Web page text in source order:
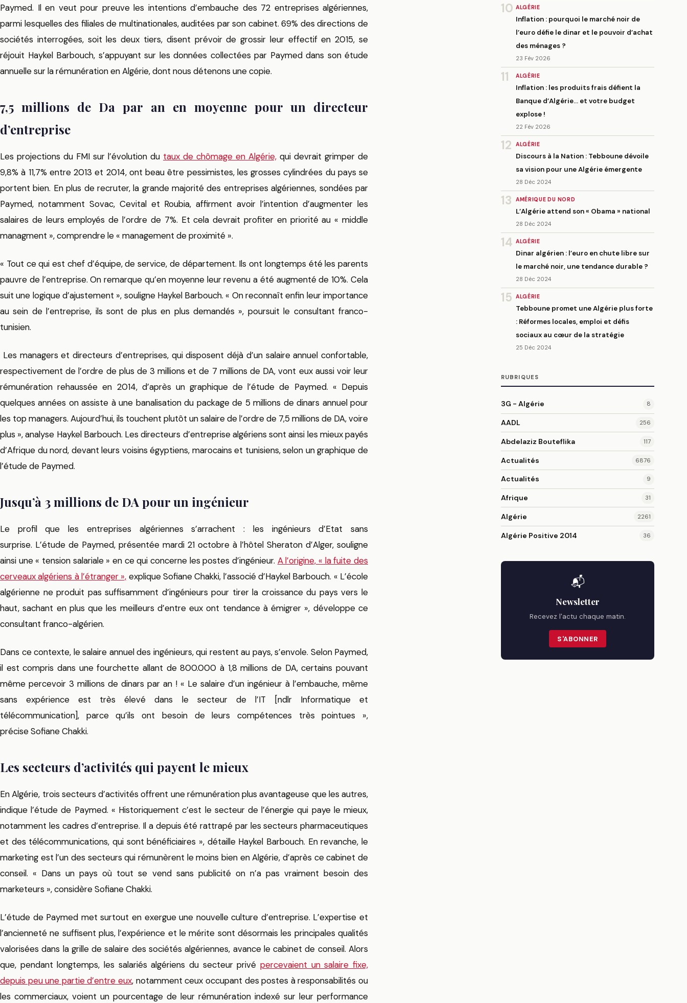
Paymed. Il en veut pour preuve les intentions d’embauche des 72 entreprises algériennes,
parmi lesquelles des filiales de multinationales, auditées par son cabinet. 69% des directions de
sociétés interrogées, soit les deux tiers, disent prévoir de grossir leur effectif en 2015, se
réjouit Haykel Barbouch, s’appuyant sur les données collectées par Paymed dans son étude
annuelle sur la rémunération en Algérie, dont nous détenons une copie.
7,5 millions de Da par an en moyenne pour un directeur
d’entreprise
Les projections du FMI sur l’évolution du taux de chômage en Algérie, qui devrait grimper de
9,8% à 11,7% entre 2013 et 2014, ont beau être pessimistes, les grosses cylindrées du pays se
portent bien. En plus de recruter, la grande majorité des entreprises algériennes, sondées par
Paymed, notamment Sovac, Cevital et Roubia, affirment avoir l’intention d’augmenter les
salaires de leurs employés de l’ordre de 7%. Et cela devrait profiter en priorité au « middle
managment », comprendre le « management de proximité ».
« Tout ce qui est chef d’équipe, de service, de département. Ils ont longtemps été les parents
pauvre de l’entreprise. On remarque qu’en moyenne leur revenu a été augmenté de 10%. Cela
suit une logique d’ajustement », souligne Haykel Barbouch. « On reconnaît enfin leur importance
au sein de l’entreprise, ils sont de plus en plus demandés », poursuit le consultant franco-
tunisien.
Les managers et directeurs d’entreprises, qui disposent déjà d’un salaire annuel confortable,
respectivement de l’ordre de plus de 3 millions et de 7 millions de DA, vont eux aussi voir leur
rémunération rehaussée en 2014, d’après un graphique de l’étude de Paymed. « Depuis
quelques années on assiste à une banalisation du package de 5 millions de dinars annuel pour
les top managers. Aujourd’hui, ils touchent plutôt un salaire de l’ordre de 7,5 millions de DA, voire
plus », analyse Haykel Barbouch. Les directeurs d’entreprise algériens sont ainsi les mieux payés
d’Afrique du nord, devant leurs voisins égyptiens, marocains et tunisiens, selon un graphique de
l’étude de Paymed.
Jusqu’à 3 millions de DA pour un ingénieur
Le profil que les entreprises algériennes s’arrachent : les ingénieurs d’Etat sans
surprise. L’étude de Paymed, présentée mardi 21 octobre à l’hôtel Sheraton d’Alger, souligne
ainsi une « tension salariale » en ce qui concerne les postes d’ingénieur. A l’origine, « la fuite des
cerveaux algériens à l’étranger », explique Sofiane Chakki, l’associé d’Haykel Barbouch. « L’école
algérienne ne produit pas suffisamment d’ingénieurs pour tirer la croissance du pays vers le
haut, sachant en plus que les meilleurs d’entre eux ont tendance à émigrer », développe ce
consultant franco-algérien.
Dans ce contexte, le salaire annuel des ingénieurs, qui restent au pays, s’envole. Selon Paymed,
il est compris dans une fourchette allant de 800.000 à 1,8 millions de DA, certains pouvant
même percevoir 3 millions de dinars par an ! « Le salaire d’un ingénieur à l’embauche, même
sans expérience est très élevé dans le secteur de l’IT [ndlr Informatique et
télécommunication], parce qu’ils ont besoin de leurs compétences très pointues »,
précise Sofiane Chakki.
Les secteurs d’activités qui payent le mieux
En Algérie, trois secteurs d’activités offrent une rémunération plus avantageuse que les autres,
indique l’étude de Paymed. « Historiquement c’est le secteur de l’énergie qui paye le mieux,
notamment les cadres d’entreprise. Il a depuis été rattrapé par les secteurs pharmaceutiques
et des télécommunications, qui sont bénéficiaires », détaille Haykel Barbouch. En revanche, le
marketing est l’un des secteurs qui rémunèrent le moins bien en Algérie, d’après ce cabinet de
conseil. « Dans un pays où tout se vend sans publicité on n’a pas vraiment besoin des
marketeurs », considère Sofiane Chakki.
L’étude de Paymed met surtout en exergue une nouvelle culture d’entreprise. L’expertise et
l’ancienneté ne suffisent plus, l’expérience et le mérite sont désormais les principales qualités
valorisées dans la grille de salaire des sociétés algériennes, avance le cabinet de conseil. Alors
que, pendant longtemps, les salariés algériens du secteur privé percevaient un salaire fixe,
depuis peu une partie d’entre eux, notamment ceux occupant des postes à responsabilités ou
les commerciaux, voient un pourcentage de leur rémunération indexé sur leur performance
10 ALGÉRIE
Inflation : pourquoi le marché noir de
l’euro défie le dinar et le pouvoir d’achat
des ménages ?
23 Fév 2026
11 ALGÉRIE
Inflation : les produits frais défient la
Banque d’Algérie… et votre budget
explose !
22 Fév 2026
12 ALGÉRIE
Discours à la Nation : Tebboune dévoile
sa vision pour une Algérie émergente
28 Déc 2024
13 AMÉRIQUE DU NORD
L’Algérie attend son « Obama » national
28 Déc 2024
14 ALGÉRIE
Dinar algérien : l’euro en chute libre sur
le marché noir, une tendance durable ?
28 Déc 2024
15 ALGÉRIE
Tebboune promet une Algérie plus forte
: Réformes locales, emploi et défis
sociaux au cœur de la stratégie
25 Déc 2024
RUBRIQUES
3G - Algérie 8
AADL 256
Abdelaziz Bouteflika 117
Actualités 6876
Actualités 9
Afrique 31
Algérie 2261
Algérie Positive 2014 36
📬
Newsletter
Recevez l'actu chaque matin.
S'ABONNER